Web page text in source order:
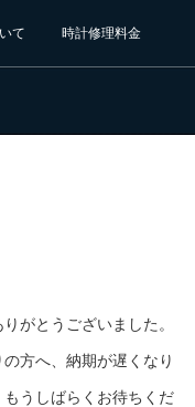
て 時計修理料金
がとうございました。
方へ、納期が遅くなり
うしばらくお待ちくだ